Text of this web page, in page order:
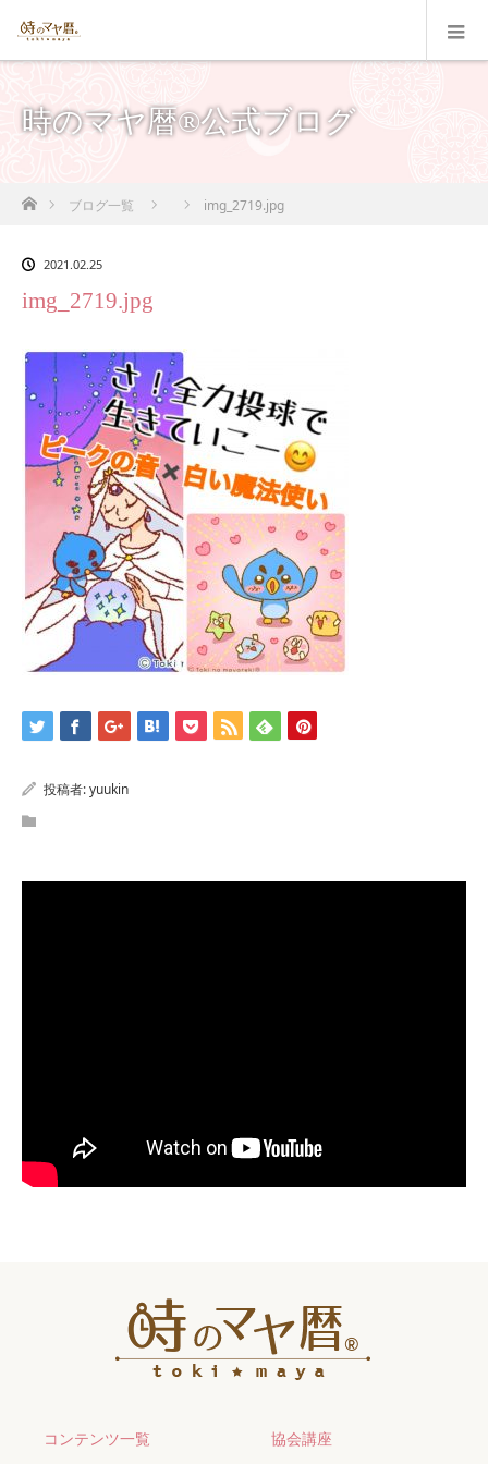
時のマヤ暦®公式ブログ
ホームブログ一覧 img_2719.jpg
2021.02.25
img_2719.jpg
投稿者:yuukin
コンテンツ一覧 協会講座